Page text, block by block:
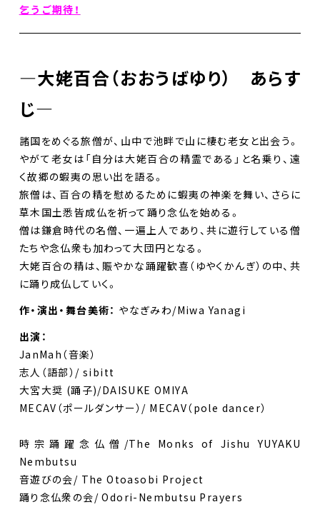
乞うご期待！
—大姥百合（おおうばゆり） あらす
じ—
諸国をめぐる旅僧が、山中で池畔で山に棲む老女と出会う。
やがて老女は「自分は大姥百合の精霊である」と名乗り、遠
く故郷の蝦夷の思い出を語る。
旅僧は、百合の精を慰めるために蝦夷の神楽を舞い、さらに
草木国土悉皆成仏を祈って踊り念仏を始める。
僧は鎌倉時代の名僧、一遍上人であり、共に遊行している僧
たちや念仏衆も加わって大団円となる。
大姥百合の精は、賑やかな踊躍歓喜（ゆやくかんぎ）の中、共
に踊り成仏していく。
作・演出・舞台美術： やなぎみわ/Miwa Yanagi
出演：
JanMah（音楽）
志人（語部）/ sibitt
大宮大奨 (踊子)/DAISUKE OMIYA
MECAV（ポールダンサー）/ MECAV（pole dancer）
時宗踊躍念仏僧/The Monks of Jishu YUYAKU
Nembutsu
音遊びの会/ The Otoasobi Project
踊り念仏衆の会/ Odori-Nembutsu Prayers